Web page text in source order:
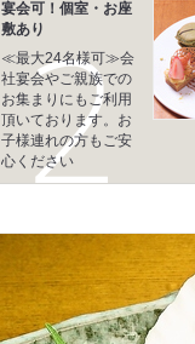
宴会可！個室・お座
敷あり
≪最大24名様可≫会
社宴会やご親族での
お集まりにもご利用
頂いております。お
子様連れの方もご安
心ください